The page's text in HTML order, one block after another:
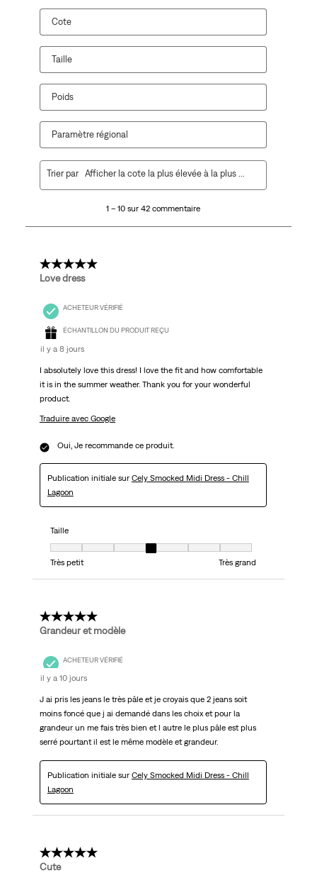
Cote
Taille
Poids
Paramètre régional
42
1 – 10 sur 42 commentaire
Trier par Afficher la cote la plus élevée à la plus faible
5 étoile(s) sur 5.
Love dress
ACHETEUR VÉRIFIÉ
ÉCHANTILLON DU PRODUIT REÇU
il y a 8 jours
I absolutely love this dress! I love the fit and how comfortable
it is in the summer weather. Thank you for your wonderful
product.
Traduire avec Google
Oui, Je recommande ce produit.
Publication initiale sur Cely Smocked Midi Dress - Chill
Lagoon
Taille
Taille, 4 sur 7, où 1 est égal à Très petit et 7 est égal à Très grand
Très petit
Très grand
5 étoile(s) sur 5.
Grandeur et modèle
ACHETEUR VÉRIFIÉ
il y a 10 jours
J ai pris les jeans le très pâle et je croyais que 2 jeans soit
moins foncé que j ai demandé dans les choix et pour la
grandeur un me fais très bien et l autre le plus pâle est plus
serré pourtant il est le même modèle et grandeur.
Publication initiale sur Cely Smocked Midi Dress - Chill
Lagoon
5 étoile(s) sur 5.
Cute